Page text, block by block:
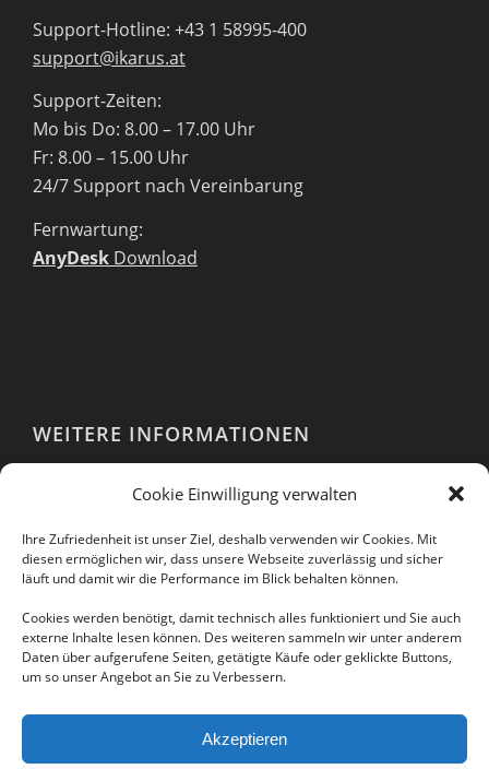
Cookie Einwilligung verwalten
Ihre Zufriedenheit ist unser Ziel, deshalb verwenden wir Cookies. Mit
diesen ermöglichen wir, dass unsere Webseite zuverlässig und sicher
läuft und damit wir die Performance im Blick behalten können.
Cookies werden benötigt, damit technisch alles funktioniert und Sie auch
externe Inhalte lesen können. Des weiteren sammeln wir unter anderem
Daten über aufgerufene Seiten, getätigte Käufe oder geklickte Buttons,
um so unser Angebot an Sie zu Verbessern.
Akzeptieren
Support-Hotline: +43 1 58995-400
support@ikarus.at
Support-Zeiten:
Mo bis Do: 8.00 – 17.00 Uhr
Fr: 8.00 – 15.00 Uhr
24/7 Support nach Vereinbarung
Fernwartung:
AnyDesk Download
WEITERE INFORMATIONEN
AGB
EULA
Datenschutzerklärung
Folgen Sie uns auch in unseren sozialen